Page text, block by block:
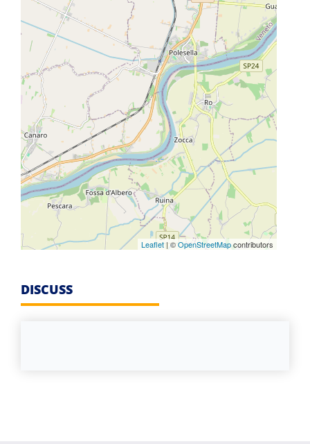
Leaflet| ©OpenStreetMapcontributors
DISCUSS